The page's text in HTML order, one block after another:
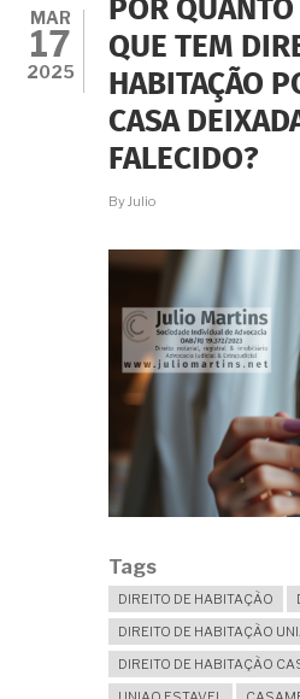
75%
DE
NO
MAR
17
2025
POR
QUE TEM
HABITAÇÃO
CASA
FALECIDO?
ByJulio
Tags
DIREITO DE HABITAÇÃO
DIREITO DE HABITAÇÃO
DIREITO DE HABITAÇÃO